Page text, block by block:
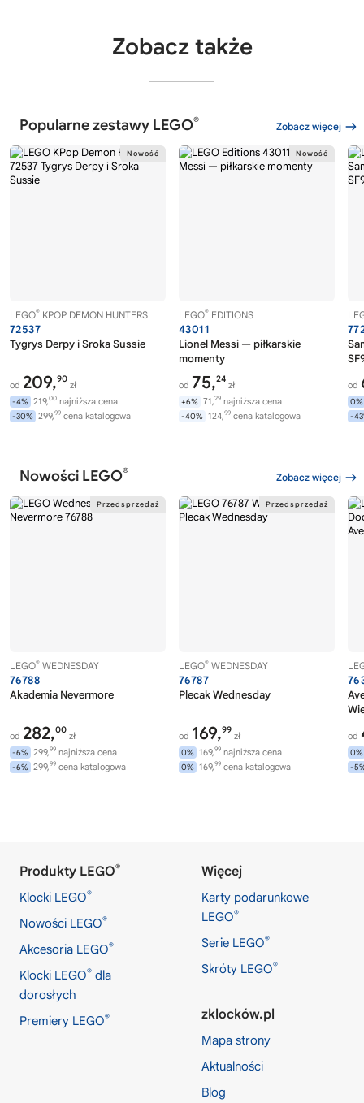
Zobacz także
Popularne zestawy LEGO® Zobacz więcej
LEGO® KPOP DEMON HUNTERS
72537
Tygrys Derpy i Sroka Sussie
od 209,90
zł
-4% 219,00 najniższa cena
-30% 299,99 cena katalogowa
LEGO® EDITIONS
43011
Lionel Messi — piłkarskie
momenty
od 75,24
zł
+6% 71,29 najniższa cena
-40% 124,99 cena katalogowa
od
0%
-
Nowości LEGO® Zobacz więcej
LEGO® WEDNESDAY
76788
Akademia Nevermore
od 282,00
zł
-6% 299,99 najniższa cena
-6% 299,99 cena katalogowa
LEGO® WEDNESDAY
76787
Plecak Wednesday
od 169,99
zł
0% 169,99 najniższa cena
0% 169,99 cena katalogowa
od
0%
-
Produkty LEGO®
Klocki LEGO®
Nowości LEGO®
Akcesoria LEGO®
Klocki LEGO® dla
dorosłych
Premiery LEGO®
Więcej
Karty podarunkowe
LEGO®
Serie LEGO®
Skróty LEGO®
zklocków.pl
Mapa strony
Aktualności
Blog